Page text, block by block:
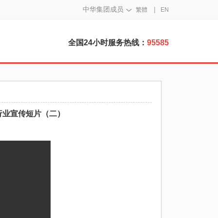
繁體 | EN
中华集团成员
全国24小时服务热线：95585
宣传短片（二）